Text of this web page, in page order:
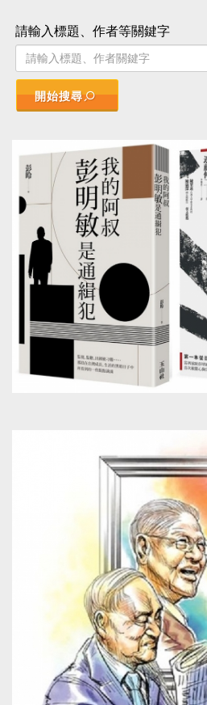
請輸入標題、作者等關鍵字
開始搜尋